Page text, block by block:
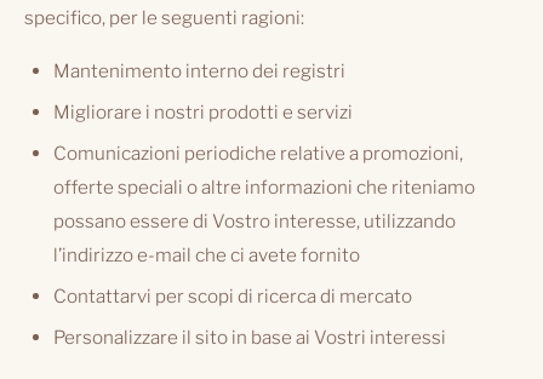
specifico, per le seguenti ragioni:
Mantenimento interno dei registri
Migliorare i nostri prodotti e servizi
Comunicazioni periodiche relative a promozioni,
offerte speciali o altre informazioni che riteniamo
possano essere di Vostro interesse, utilizzando
l’indirizzo e-mail che ci avete fornito
Contattarvi per scopi di ricerca di mercato
Personalizzare il sito in base ai Vostri interessi